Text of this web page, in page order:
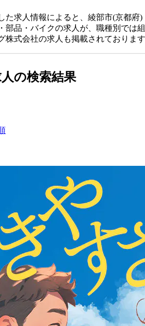
た求人情報によると、綾部市(京都府
部品・バイクの求人が、職種別では
株式会社の求人も掲載されておりま
の検索結果